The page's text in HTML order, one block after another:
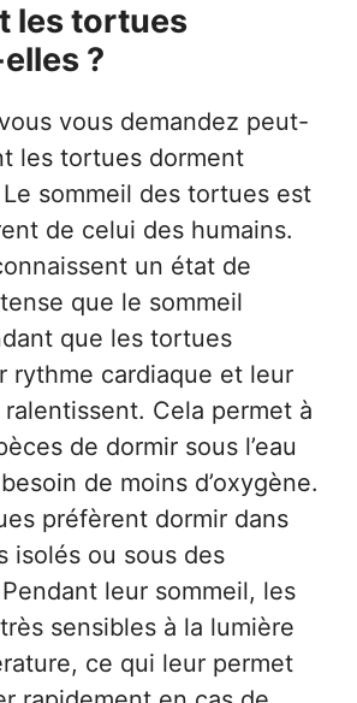
les tortues
?
vous demandez peut-
les tortues dorment
sommeil des tortues est
de celui des humains.
un état de
que le sommeil
que les tortues
rythme cardiaque et leur
Cela permet à
de dormir sous l’eau
de moins d’oxygène.
préfèrent dormir dans
isolés ou sous des
leur sommeil, les
sensibles à la lumière
ce qui leur permet